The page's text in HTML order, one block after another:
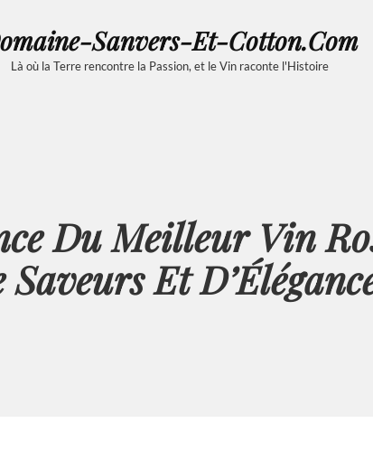
Sanvers-Et-Cotton.com
Là où la Terre rencontre la Passion, et le Vin raconte l'Histoire
Du Meilleur Vin
Saveurs Et